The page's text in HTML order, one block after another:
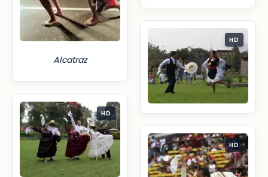
Alcatraz
HD
HD
HD